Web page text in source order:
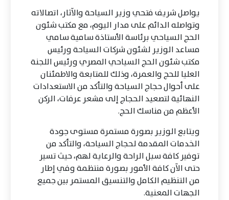
يواصل شريف فتحي وزير السياحة والآثار، اتصالاته
وتواصله الدائم على مدار اليوم، مع مكتب شئون
الحج السياحي برئاسة الأستاذة سامية سامي
مساعد الوزير لشئون شركات السياحة ورئيس
مكتب شئون الحج السياحي المصري ورئيس اللجنة
العليا للحج والعمرة، وذلك للمتابعة والاطمئنان
على أحوال حجاج السياحة والتأكد من الاستعدادات
النهائية لتصعيد الحجاج إلى مشعر عرفات، الركن
الأعظم من مناسك الحج.
ويتابع الوزير بصورة مستمرة مستوى جودة
الخدمات المقدمة لحجاج السياحة، والتأكد من
توفير كافة سبل الراحة والرعاية لهم، حيث تسير
حتى الآن كافة الأمور بصورة منتظمة وفي إطار
من التنظيم الكامل والتنسيق المستمر بين جميع
الجهات المعنية.